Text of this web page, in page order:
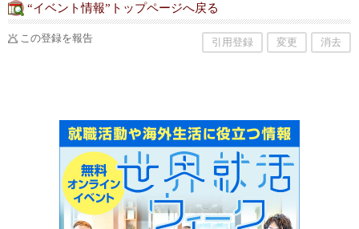
“イベント情報”トップページへ戻る
この登録を報告 引用登録 変更 消去